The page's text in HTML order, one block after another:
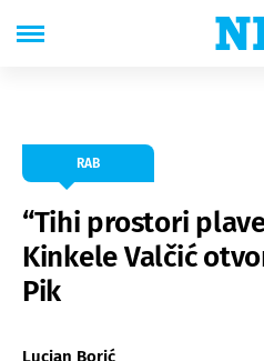
RAB
“Tihi prostori
Kinkele Valčić
Pik
Lucian Borić